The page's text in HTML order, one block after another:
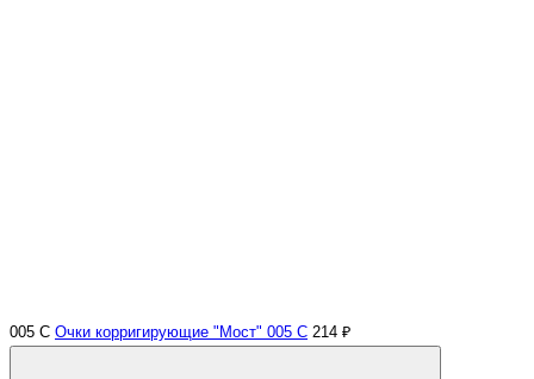
005 С Очки корригирующие "Мост" 005 С 214 ₽